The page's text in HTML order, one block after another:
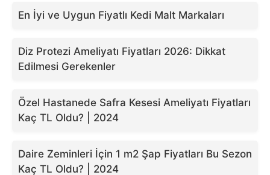
En İyi ve Uygun Fiyatlı Kedi Malt Markaları
Diz Protezi Ameliyatı Fiyatları 2026: Dikkat
Edilmesi Gerekenler
Özel Hastanede Safra Kesesi Ameliyatı Fiyatları
Kaç TL Oldu? | 2024
Daire Zeminleri İçin 1 m2 Şap Fiyatları Bu Sezon
Kaç TL Oldu? | 2024